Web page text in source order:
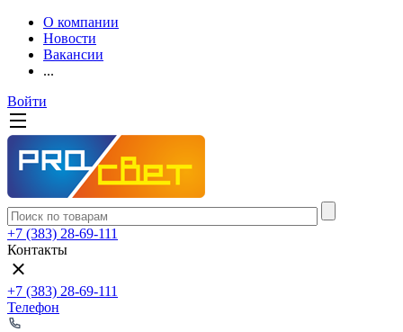
О компании
Новости
Вакансии
...
Войти
+7 (383) 28-69-111
Контакты
+7 (383) 28-69-111
Телефон